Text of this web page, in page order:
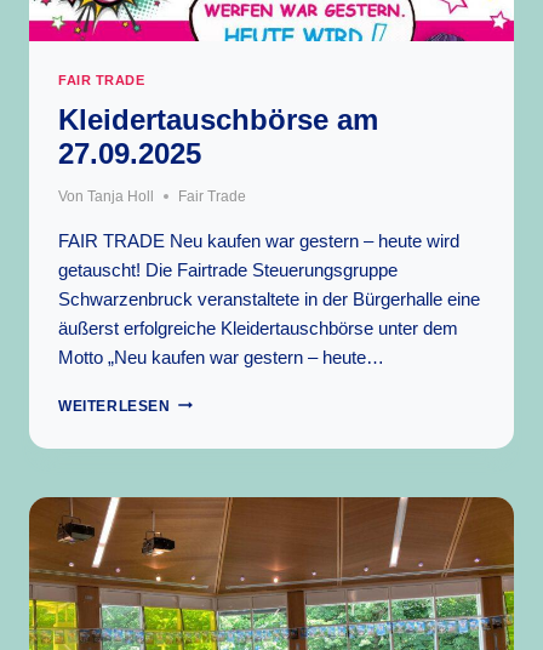
FAIR TRADE
Kleidertauschbörse am
27.09.2025
Von Tanja Holl Fair Trade
FAIR TRADE Neu kaufen war gestern – heute wird
getauscht! Die Fairtrade Steuerungsgruppe
Schwarzenbruck veranstaltete in der Bürgerhalle eine
äußerst erfolgreiche Kleidertauschbörse unter dem
Motto „Neu kaufen war gestern – heute…
WEITERLESEN
KLEIDERTAUSCHBÖRSE
27.09.2025